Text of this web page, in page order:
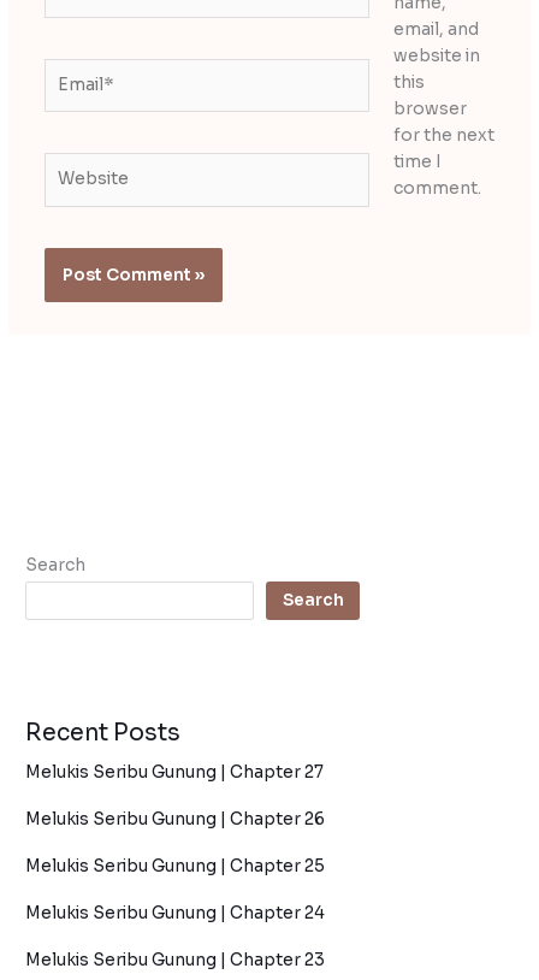
email, and
website in
this
browser
for the next
time I
comment.
Search
Search
Recent Posts
Melukis Seribu Gunung | Chapter 27
Melukis Seribu Gunung | Chapter 26
Melukis Seribu Gunung | Chapter 25
Melukis Seribu Gunung | Chapter 24
Melukis Seribu Gunung | Chapter 23